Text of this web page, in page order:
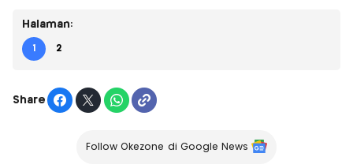
Halaman:
1 2
Share
Follow Okezone di Google News